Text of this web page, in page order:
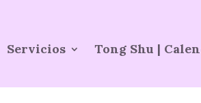
Servicios Tong Shu |